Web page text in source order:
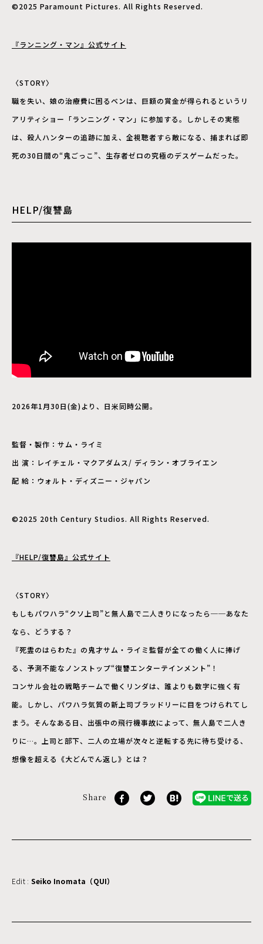
©2025 Paramount Pictures. All Rights Reserved.
『ランニング・マン』公式サイト
〈STORY〉
職を失い、娘の治療費に困るベンは、巨額の賞金が得られるというリ
アリティショー「ランニング・マン」に参加する。しかしその実態
は、殺人ハンターの追跡に加え、全視聴者すら敵になる、捕まれば即
死の30日間の“鬼ごっこ”、生存者ゼロの究極のデスゲームだった。
HELP/復讐島
2026年1月30日(金)より、日米同時公開。
監督・製作：サム・ライミ
出 演：レイチェル・マクアダムス/ ディラン・オブライエン
配 給：ウォルト・ディズニー・ジャパン
©2025 20th Century Studios. All Rights Reserved.
『HELP/復讐島』公式サイト
〈STORY〉
もしもパワハラ“クソ上司”と無人島で二人きりになったら──あなた
なら、どうする？
『死霊のはらわた』の鬼才サム・ライミ監督が全ての働く人に捧げ
る、予測不能なノンストップ“復讐エンターテインメント”！
コンサル会社の戦略チームで働くリンダは、誰よりも数字に強く有
能。しかし、パワハラ気質の新上司ブラッドリーに目をつけられてし
まう。そんなある日、出張中の飛行機事故によって、無人島で二人き
りに…。上司と部下、二人の立場が次々と逆転する先に待ち受ける、
想像を超える《大どんでん返し》とは？
Share
Edit : Seiko Inomata（QUI）